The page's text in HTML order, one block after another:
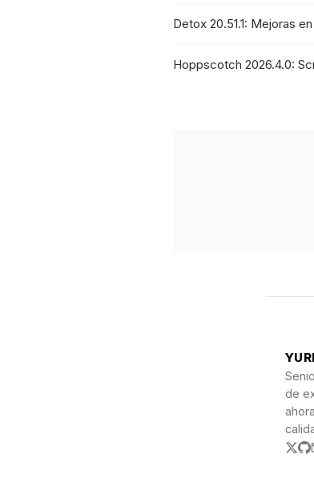
Detox 20.51.1: Mejoras
Hoppscotch 2026.4.0:
de